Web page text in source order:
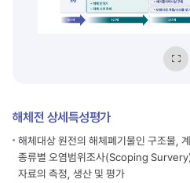
정리한
단계는
0단계
(운영)
해체전 상세특성평가
해체대상 원전의 해체폐기물인 구조물,
종류별 오염범위조사(Scoping
자료의 측정, 생산 및 평가